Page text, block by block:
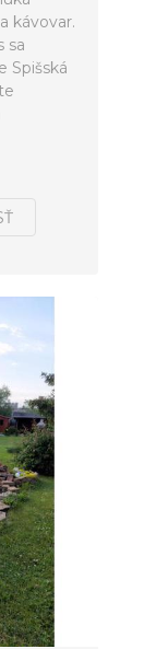
kávovar.
sa
Spišská